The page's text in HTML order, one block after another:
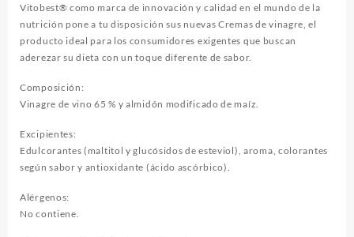
Vitobest® como marca de innovación y calidad en el mundo de la
nutrición pone a tu disposición sus nuevas Cremas de vinagre, el
producto ideal para los consumidores exigentes que buscan
aderezar su dieta con un toque diferente de sabor.
Composición:
Vinagre de vino 65 % y almidón modificado de maíz.
Excipientes:
Edulcorantes (maltitol y glucósidos de esteviol), aroma, colorantes
según sabor y antioxidante (ácido ascórbico).
Alérgenos:
No contiene.